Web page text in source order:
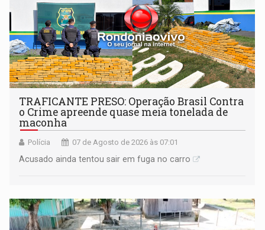
TRAFICANTE PRESO: Operação Brasil Contra
o Crime apreende quase meia tonelada de
maconha
Polícia 07 de Agosto de 2026 às 07:01
Acusado ainda tentou sair em fuga no carro